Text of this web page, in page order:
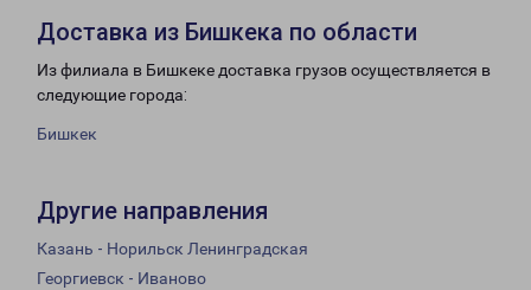
Доставка из Бишкека по области
Из филиала в Бишкеке доставка грузов осуществляется в
следующие города:
Бишкек
Другие направления
Казань - Норильск Ленинградская
Георгиевск - Иваново